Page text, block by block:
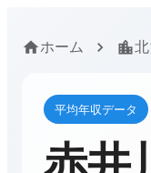
ホーム
平均年収データ